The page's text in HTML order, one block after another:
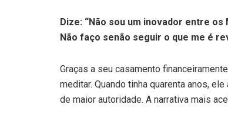
Dize: “Não sou um inovador entre
Não faço senão seguir o que me é
Graças a seu casamento
meditar. Quando tinha quarenta anos,
de maior autoridade. A narrativa mais